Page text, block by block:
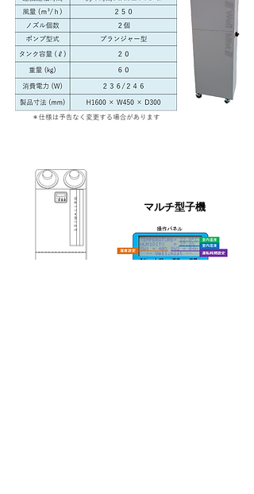
マルチ型子機